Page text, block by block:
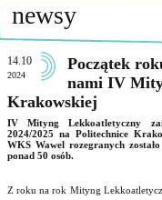
newsy
14.10
2024
Początek
nami IV
Krakowskiej
IV Mityng Lekkoatletyczny
2024/2025 na Politechnice
WKS Wawel rozegranych
ponad 50 osób.
Z roku na rok Mityng